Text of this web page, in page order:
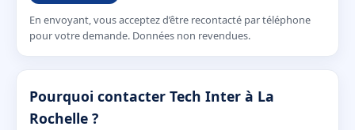
En envoyant, vous acceptez d’être recontacté par téléphone
pour votre demande. Données non revendues.
Pourquoi contacter Tech Inter à La
Rochelle ?